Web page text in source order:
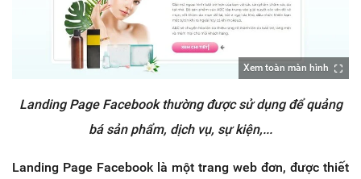
Xem toàn màn hình
Landing Page Facebook thường được sử dụng để quảng
bá sản phẩm, dịch vụ, sự kiện,...
Landing Page Facebook là một trang web đơn, được thiết